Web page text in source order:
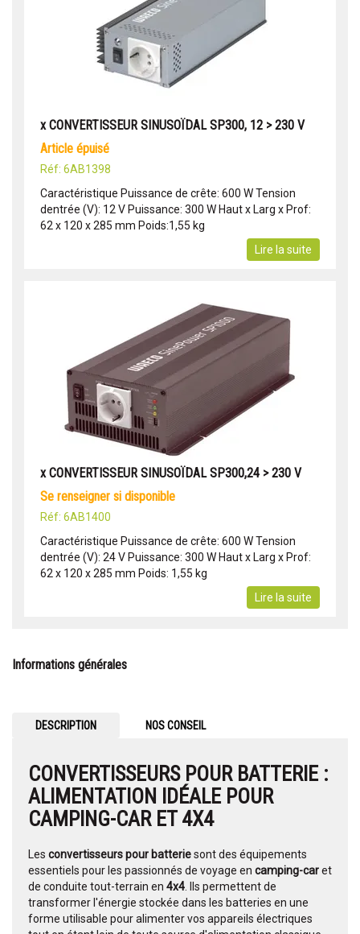
x CONVERTISSEUR SINUSOÏDAL SP300, 12 > 230 V
article épuisé
Réf: 6AB1398
Caractéristique Puissance de crête: 600 W Tension
dentrée (V): 12 V Puissance: 300 W Haut x Larg x Prof:
62 x 120 x 285 mm Poids:1,55 kg
Lire la suite
x CONVERTISSEUR SINUSOÏDAL SP300,24 > 230 V
se renseigner si disponible
Réf: 6AB1400
Caractéristique Puissance de crête: 600 W Tension
dentrée (V): 24 V Puissance: 300 W Haut x Larg x Prof:
62 x 120 x 285 mm Poids: 1,55 kg
Lire la suite
Informations générales
DESCRIPTION NOS CONSEIL
CONVERTISSEURS POUR BATTERIE :
ALIMENTATION IDÉALE POUR
CAMPING-CAR ET 4X4
Les convertisseurs pour batteriesont des équipements
essentiels pour les passionnés de voyage en camping-caret
de conduite tout-terrain en 4x4 . Ils permettent de
transformer l'énergie stockée dans les batteries en une
forme utilisable pour alimenter vos appareils électriques